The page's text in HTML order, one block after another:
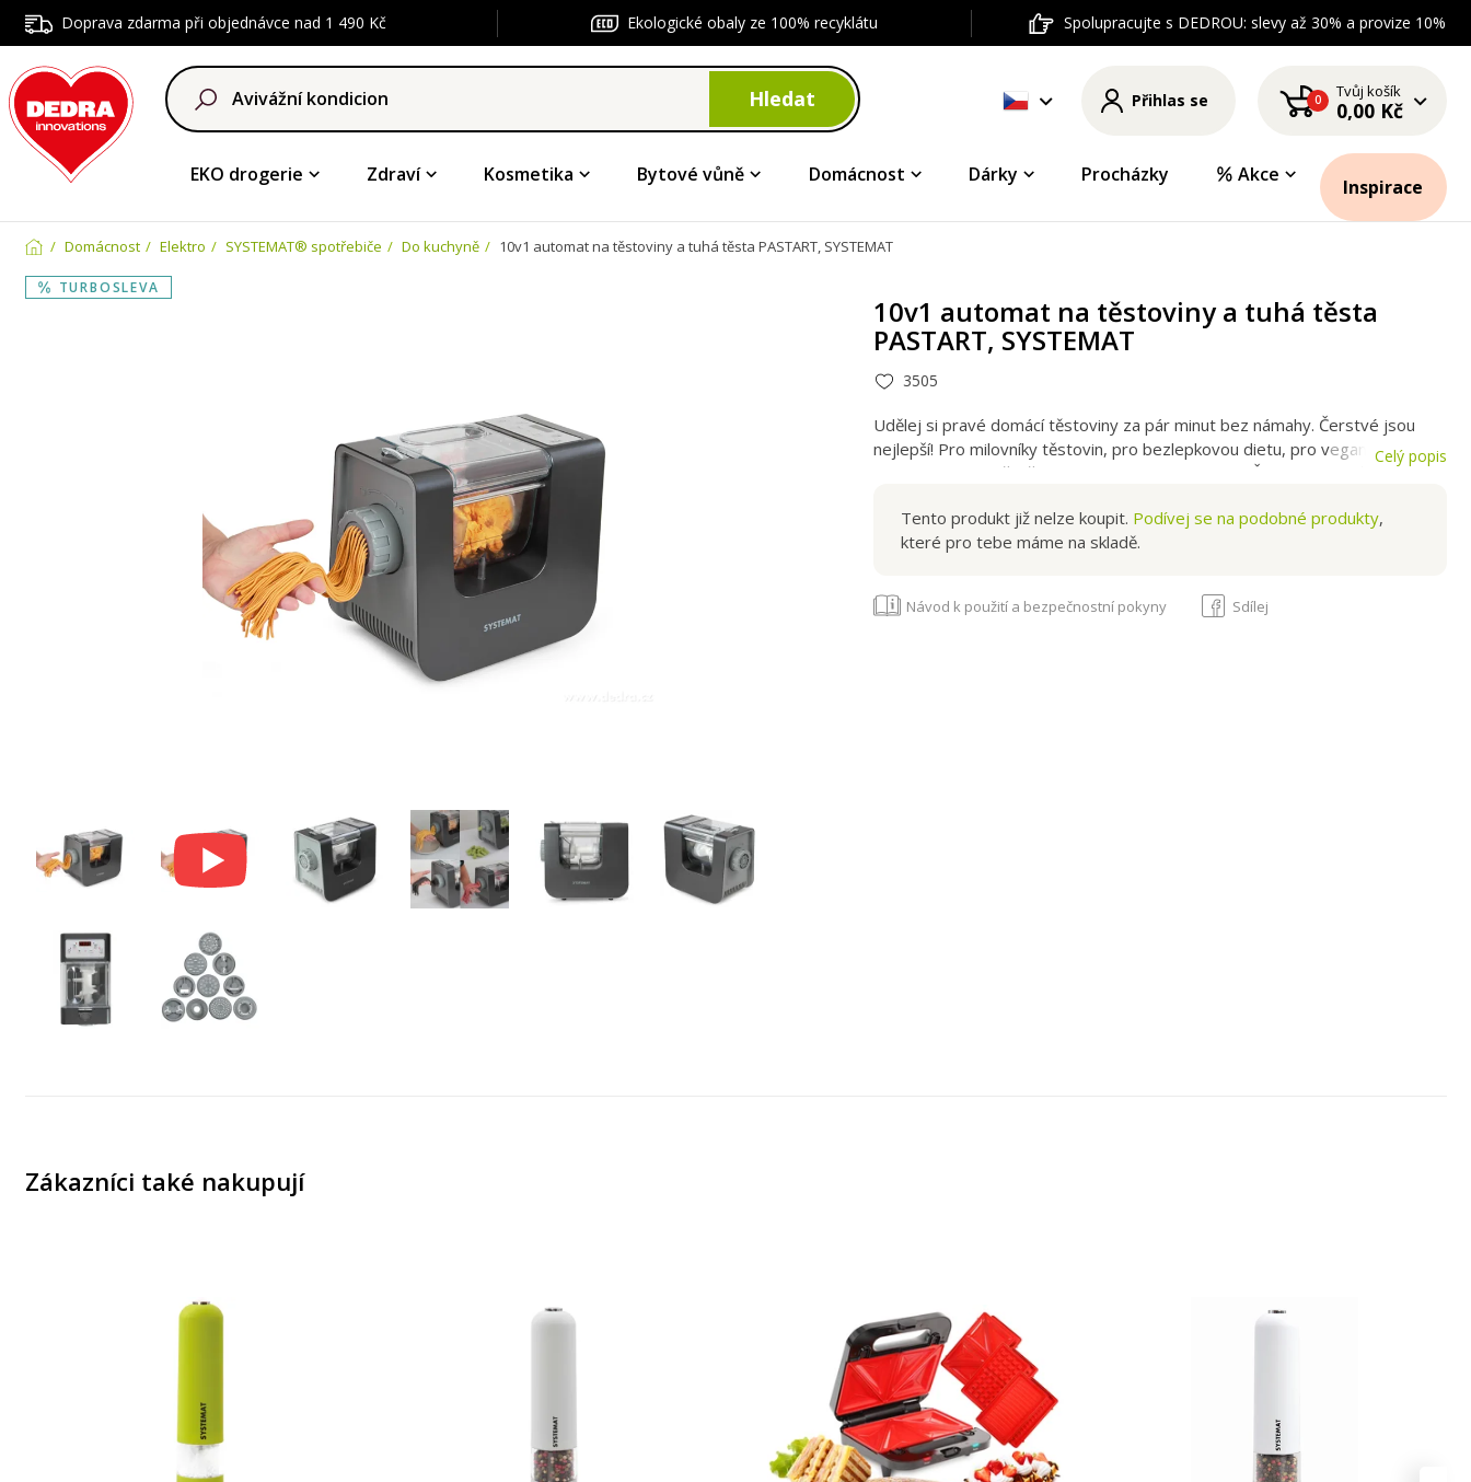
Doprava zdarma při objednávce nad 1 490 Kč Ekologické obaly ze 100% recyklátu Spolupracujte s DEDROU: slevy až 30% a provize 10%
Hledat Přihlas se 0 Tvůj košík
0,00 Kč
EKO drogerie Zdraví Kosmetika Bytové vůně Domácnost Dárky Procházky Akce
Inspirace
Domácnost Elektro SYSTEMAT® spotřebiče Do kuchyně 10v1 automat na těstoviny a tuhá těsta PASTART, SYSTEMAT
TURBOSLEVA
10v1 automat na těstoviny a tuhá těsta
PASTART, SYSTEMAT
3505
Udělej si pravé domácí těstoviny za pár minut bez námahy. Čerstvé jsou
nejlepší! Pro milovníky těstovin, pro bezlepkovou dietu, pro vegany,
vegetariány a další příznivce zdravého stravování. Čerstvé jsou vždy
"nudle" už chtít nebudete. Těstoviny si můžete ochutit a obarvit ...
Celý popis
Tento produkt již nelze koupit. Podívej se na podobné produkty,
které pro tebe máme na skladě.
Návod k použití a bezpečnostní pokyny Sdílej
Zákazníci také nakupují